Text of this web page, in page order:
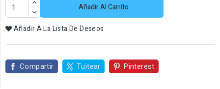
Añadir Al Carrito
Añadir A La Lista De Deseos
Compartir Tuitear Pinterest